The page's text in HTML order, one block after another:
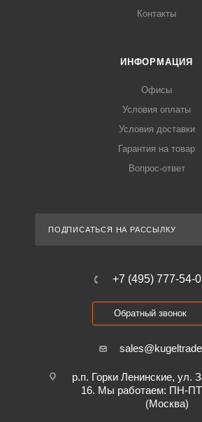
Контакты
ИНФОРМАЦИЯ
Офисы
Условия оплаты
Условия доставки
Гарантия на товар
Вопрос-ответ
ПОДПИСАТЬСЯ НА РАССЫЛКУ
+7 (495) 777-54-
Обратный звонок
р.п. Горки Ленинские, ул.
16. Мы работаем: ПН-ПТ
(Москва)